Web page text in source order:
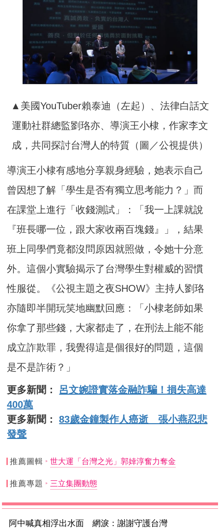
▲美國YouTuber賴泰迪（左起）、法律白話文
運動社群總監劉珞亦、導演王小棣，作家李文
成，共同探討台灣人的特質（圖／公視提供）
導演王小棣有感地分享親身經驗，她表示自己
曾因想了解「學生是否有獨立思考能力？」而
在課堂上進行「收錢測試」：「我一上課就說
『班長哪一位，跟大家收兩百塊錢』」，結果
班上同學們竟都沒問原因就照做，令她十分意
外。這個小實驗揭示了台灣學生對權威的習慣
性服從。《公視主題之夜SHOW》主持人劉珞
亦隨即半開玩笑地幽默回應：「小棣老師如果
你拿了那些錢，大家都走了，在刑法上能不能
成立詐欺罪，我覺得這是個很好的問題，這個
是不是詐術？」
更多新聞： 呂文婉證實落金融詐騙！損失高達
400萬
更多新聞：83歲金鐘製作人癌逝 張小燕忍悲
發聲
推薦圖輯 世大運「台灣之光」郭婞淳奮力奪金
推薦專題 三立集團動態
阿中喊真相浮出水面 網淚：謝謝守護台灣